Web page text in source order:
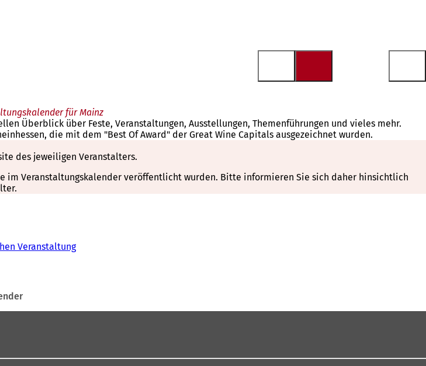
für Mainz
Überblick über Feste, Veranstaltungen, Ausstellungen, Themenführungen und vieles mehr.
die mit dem "Best Of Award" der Great Wine Capitals ausgezeichnet wurden.
des jeweiligen Veranstalters.
im Veranstaltungskalender veröffentlicht wurden. Bitte informieren Sie sich daher hinsichtlich
Veranstaltung